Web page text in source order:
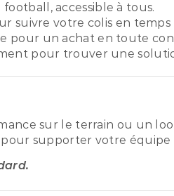
accessible à tous.
suivre votre colis en temps
pour un achat en toute
pour trouver une
sur le terrain ou un
supporter votre équipe